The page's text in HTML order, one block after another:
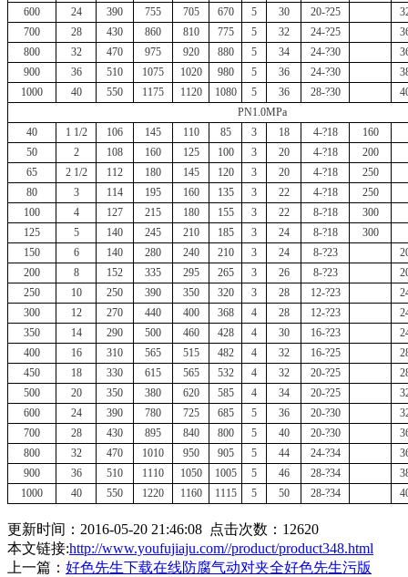
600
24 390 755 705 670 5 30 20-?25
700
28 430 860 810 775 5 32 24-?25
800
32 470 975 920 880 5 34 24-?30
900
36 510 1075 1020 980 5 36 24-?30
1000
40 550 1175 1120 1080 5 36 28-?30
PN1.0MPa
40
1 1/2 106 145 110 85 3 18 4-?18
160
50
2 108 160 125 100 3 20 4-?18
200
65
2 1/2 112 180 145 120 3 20 4-?18
250
80
3 114 195 160 135 3 22 4-?18
250
100
4 127 215 180 155 3 22 8-?18
300
125
5 140 245 210 185 3 24 8-?18
300
150
6 140 280 240 210 3 24 8-?23
200
8 152 335 295 265 3 26 8-?23
250
10 250 390 350 320 3 28 12-?23
300
12 270 440 400 368 4 28 12-?23
350
14 290 500 460 428 4 30 16-?23
400
16 310 565 515 482 4 32 16-?25
450
18 330 615 565 532 4 32 20-?25
500
20 350 380 620 585 4 34 20-?25
600
24 390 780 725 685 5 36 20-?30
700
28 430 895 840 800 5 40 20-?30
800
32 470 1010 950 905 5 44 24-?34
900
36 510 1110 1050 1005 5 46 28-?34
1000
40 550 1220 1160 1115 5 50 28-?34
更新时间：2016-05-20 21:46:08 点击次数： 12620
本文链接:http://www.youfujiaju.com//product/product348.html
上一篇： 好色先生下载在线防腐气动对夹全好色先生污版